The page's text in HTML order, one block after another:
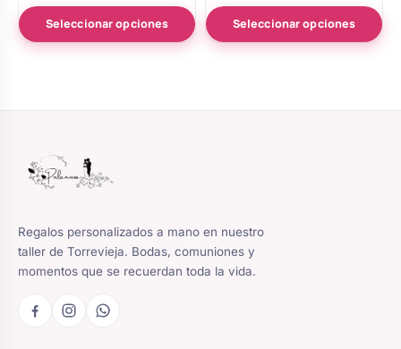
5.00
de 5
Seleccionar opciones
5.00
de 5
Seleccionar opciones
Regalos personalizados a mano en nuestro
taller de Torrevieja. Bodas, comuniones y
momentos que se recuerdan toda la vida.